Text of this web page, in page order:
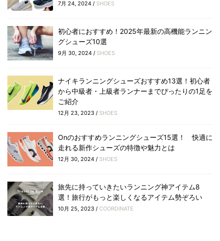
7月 24, 2024 / SHOES
初心者におすすめ！2025年最新の高機能ランニン
グシューズ10選
9月 30, 2024 / SHOES
ナイキランニングシューズおすすめ13選！初心者
から中級者・上級者ランナーまでぴったりの1足を
ご紹介
12月 23, 2023 / SHOES
Onのおすすめランニングシューズ15選！ 快適に
走れる新作シューズの特徴や魅力とは
12月 30, 2024 / SHOES
旅先に持っていきたいランニング神アイテム8
選！旅行がもっと楽しくなるアイテム勢ぞろい
10月 25, 2023 / COORDINATE